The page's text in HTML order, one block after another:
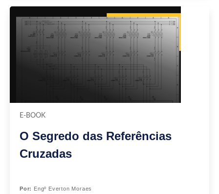
E-BOOK
O Segredo das Referências
Cruzadas
Por: Engº Everton Moraes